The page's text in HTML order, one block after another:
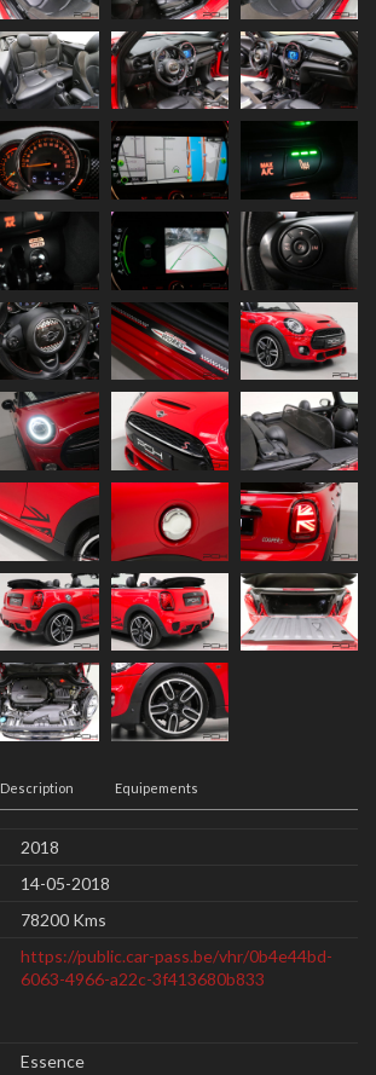
Description Equipements
2018
14-05-2018
78200 Kms
https://public.car-pass.be/vhr/0b4e44bd-
6063-4966-a22c-3f413680b833
Essence